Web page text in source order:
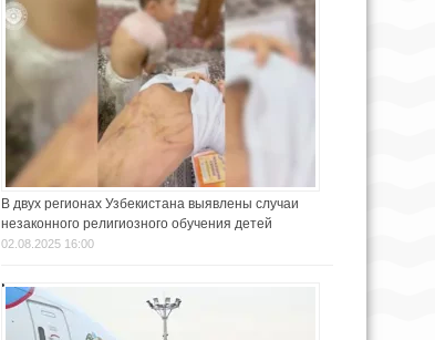
В двух регионах Узбекистана выявлены случаи
незаконного религиозного обучения детей
02.08.2025 16:00